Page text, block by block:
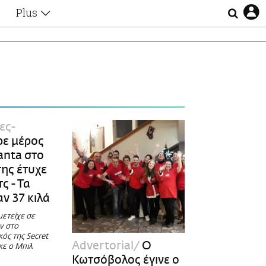
Plus
Απώλειες
Lgbtqi+
Επιλογές
μέρος
στο
έτυχε
- Τα
37 κιλά
σε
στο
της Secret
ο Μπιλ
Advertorial
Ο
Κωτσόβολος έγινε ο